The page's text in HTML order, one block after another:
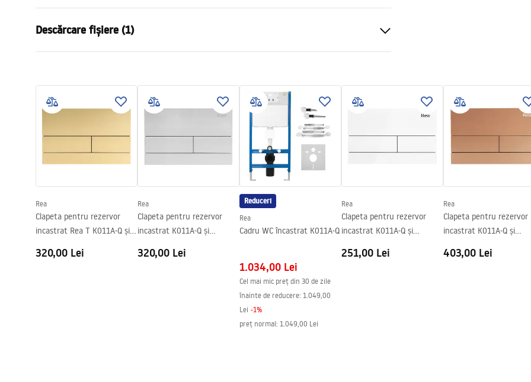
Sistem de spălare
Culoare
Negru
Ceramică sanitară
Lungime
480
mm
mm
Inalime
mm
Distanta intre suruburi pentru montaj
180
mm
Capac inclus
Da, în culoarea vasului WC
Descărcare fișiere (1)
WC.pdf
Rea
Clapeta pentru rezervor
incastrat Rea T K011A-Q și
320,00 Lei
Rea
Clapeta pentru rezervor
incastrat K011A-Q și
320,00 Lei
Reduceri
Rea
Cadru WC încastrat K011A-Q
1.034,00 Lei
Cel mai mic preț din 30 de zile
înainte de reducere: 1.049,00
Lei -1%
preț normal: 1.049,00 Lei
Rea
Clapeta pentru rezervor
incastrat K011A-Q și
251,00 Lei
Rea
Clapeta pentru rezervor
incastrat K011A-Q și
Copper/Brushed Rose Gold
403,00 Lei